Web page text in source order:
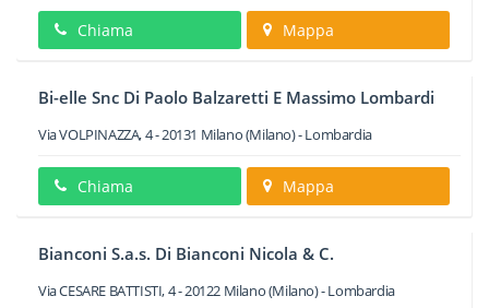
Chiama Mappa
Bi-elle Snc Di Paolo Balzaretti E Massimo Lombardi
Via VOLPINAZZA, 4-20131 Milano(Milano) -Lombardia
Chiama Mappa
Bianconi S.a.s. Di Bianconi Nicola & C.
Via CESARE BATTISTI, 4-20122 Milano(Milano) -Lombardia